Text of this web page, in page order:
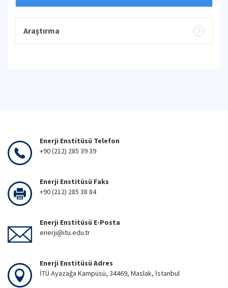
Araştırma
Enerji Enstitüsü Telefon
+90 (212) 285 39 39
Enerji Enstitüsü Faks
+90 (212) 285 38 84
Enerji Enstitüsü E-Posta
enerji@itu.edu.tr
Enerji Enstitüsü Adres
İTÜ Ayazağa Kampüsü, 34469, Maslak, İstanbul